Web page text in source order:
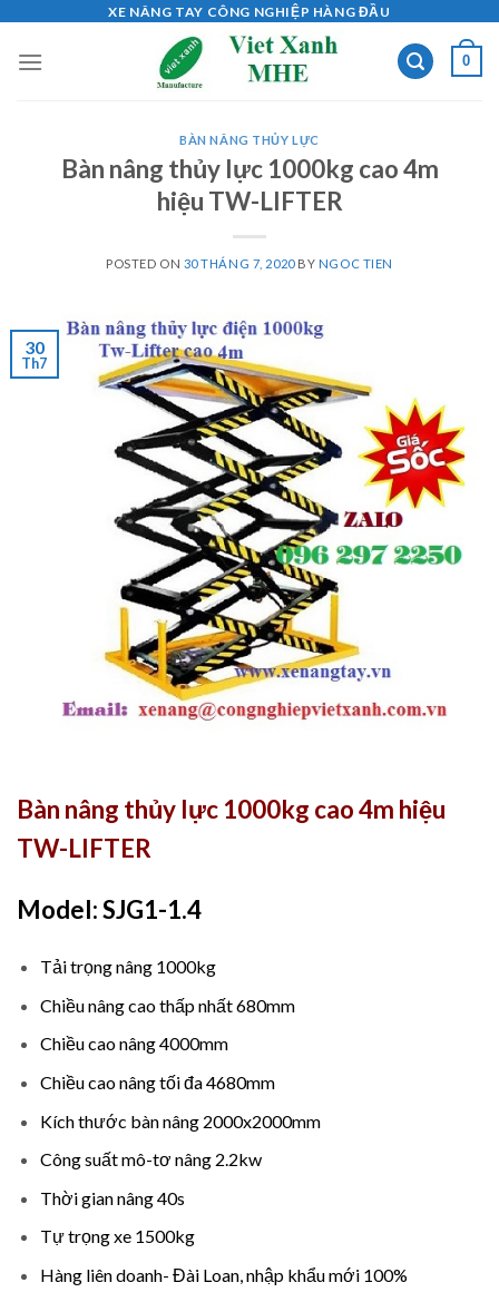
content
XE NÂNG TAY CÔNG NGHIỆP HÀNG ĐẦU
0
BÀN NÂNG THỦY LỰC
Bàn nâng thủy lực 1000kg cao 4m
hiệu TW-LIFTER
POSTED ON 30 THÁNG 7, 2020BY NGOC TIEN
30
Th7
Bàn nâng thủy lực 1000kg cao 4m hiệu
TW-LIFTER
Model: SJG1-1.4
Tải trọng nâng 1000kg
Chiều nâng cao thấp nhất 680mm
Chiều cao nâng 4000mm
Chiều cao nâng tối đa 4680mm
Kích thước bàn nâng 2000x2000mm
Công suất mô-tơ nâng 2.2kw
Thời gian nâng 40s
Tự trọng xe 1500kg
Hàng liên doanh- Đài Loan, nhập khẩu mới 100%